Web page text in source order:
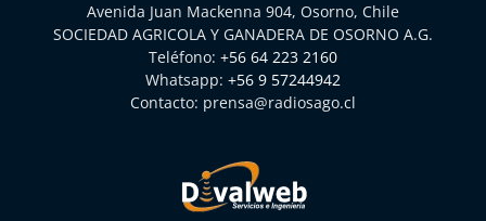
Avenida Juan Mackenna 904, Osorno, Chile
SOCIEDAD AGRICOLA Y GANADERA DE OSORNO A.G.
Teléfono: +56 64 223 2160
Whatsapp: +56 9 57244942
Contacto: prensa@radiosago.cl